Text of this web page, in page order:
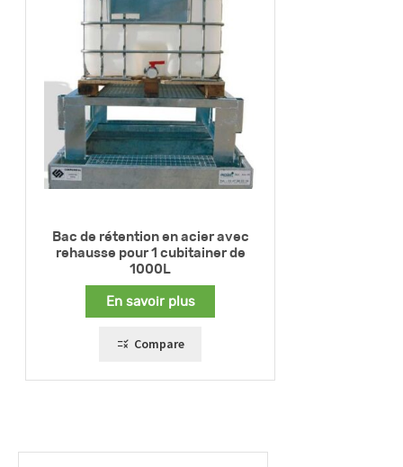
Bac de rétention en acier avec
rehausse pour 1 cubitainer de
1000L
En savoir plus
Compare